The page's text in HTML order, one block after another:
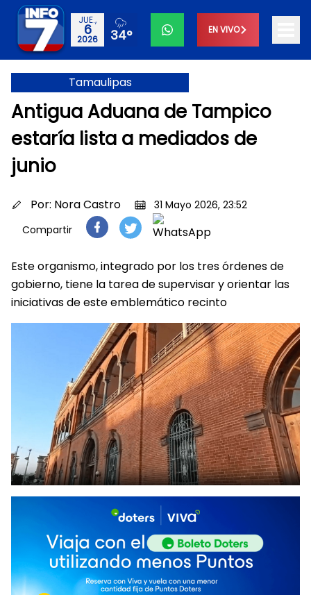
JUE.,
6
2026 34° EN VIVO
Tamaulipas
Antigua Aduana de Tampico
estaría lista a mediados de
junio
Por: Nora Castro
31 Mayo 2026, 23:52
Compartir
Este organismo, integrado por los tres órdenes de
gobierno, tiene la tarea de supervisar y orientar las
iniciativas de este emblemático recinto